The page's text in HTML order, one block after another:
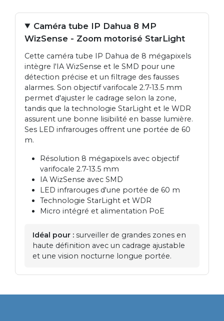
Caméra tube IP Dahua 8 MP
WizSense - Zoom motorisé StarLight
Cette caméra tube IP Dahua de 8 mégapixels
intègre l'IA WizSense et le SMD pour une
détection précise et un filtrage des fausses
alarmes. Son objectif varifocale 2.7-13.5 mm
permet d'ajuster le cadrage selon la zone,
tandis que la technologie StarLight et le WDR
assurent une bonne lisibilité en basse lumière.
Ses LED infrarouges offrent une portée de 60
m.
Résolution 8 mégapixels avec objectif
varifocale 2.7-13.5 mm
IA WizSense avec SMD
LED infrarouges d'une portée de 60 m
Technologie StarLight et WDR
Micro intégré et alimentation PoE
Idéal pour : surveiller de grandes zones en
haute définition avec un cadrage ajustable
et une vision nocturne longue portée.